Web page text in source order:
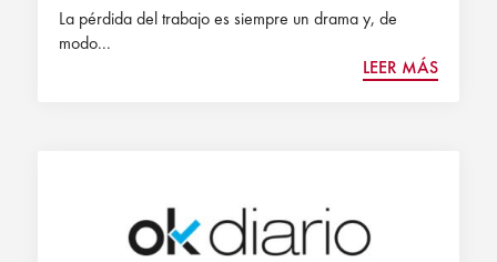
La pérdida del trabajo es siempre un drama y, de
modo...
LEER MÁS